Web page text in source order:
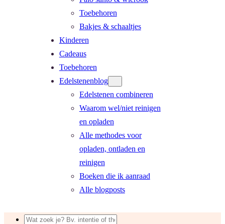
Toebehoren
Bakjes & schaaltjes
Kinderen
Cadeaus
Toebehoren
Edelstenenblog
Edelstenen combineren
Waarom wel/niet reinigen
en opladen
Alle methodes voor
opladen, ontladen en
reinigen
Boeken die ik aanraad
Alle blogposts